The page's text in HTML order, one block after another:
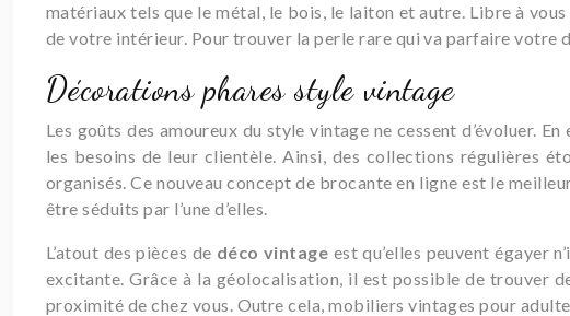
matériaux tels que le métal, le bois, le laiton et autre. Libre à
de votre intérieur. Pour trouver la perle rare qui va parfaire votre
Décorations phares style vintage
Les goûts des amoureux du style vintage ne cessent d’évoluer.
les besoins de leur clientèle. Ainsi, des collections régulières
organisés. Ce nouveau concept de brocante en ligne est le
être séduits par l’une d’elles.
L’atout des pièces de déco vintage est qu’elles peuvent égayer
excitante. Grâce à la géolocalisation, il est possible de trouver
proximité de chez vous. Outre cela, mobiliers vintages pour